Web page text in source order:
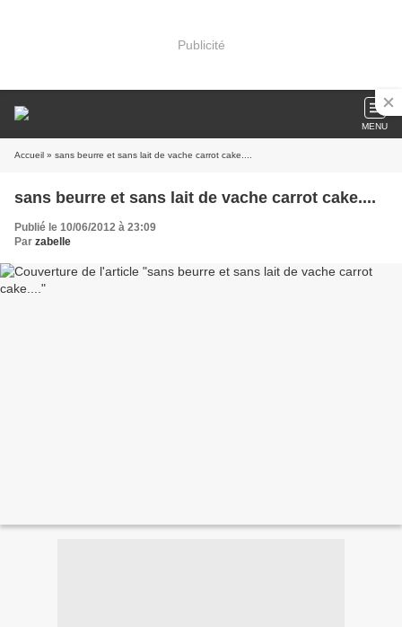
Publicité
MENU
Accueil » sans beurre et sans lait de vache carrot cake....
sans beurre et sans lait de vache carrot cake....
Publié le 10/06/2012 à 23:09
Par zabelle